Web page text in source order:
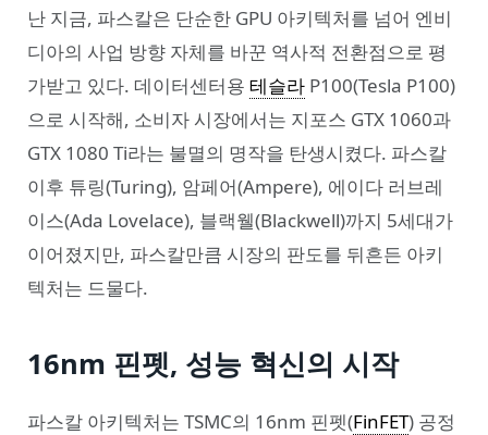
난 지금, 파스칼은 단순한 GPU 아키텍처를 넘어 엔비
디아의 사업 방향 자체를 바꾼 역사적 전환점으로 평
가받고 있다. 데이터센터용 테슬라 P100(Tesla P100)
으로 시작해, 소비자 시장에서는 지포스 GTX 1060과
GTX 1080 Ti라는 불멸의 명작을 탄생시켰다. 파스칼
이후 튜링(Turing), 암페어(Ampere), 에이다 러브레
이스(Ada Lovelace), 블랙웰(Blackwell)까지 5세대가
이어졌지만, 파스칼만큼 시장의 판도를 뒤흔든 아키
텍처는 드물다.
16nm 핀펫, 성능 혁신의 시작
파스칼 아키텍처는 TSMC의 16nm 핀펫(FinFET) 공정